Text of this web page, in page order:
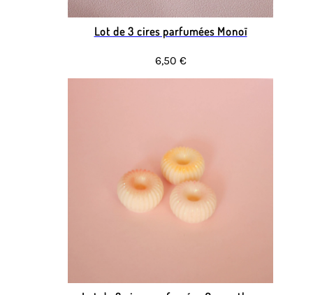
Lot de 3 cires parfumées Monoï
6,50 €